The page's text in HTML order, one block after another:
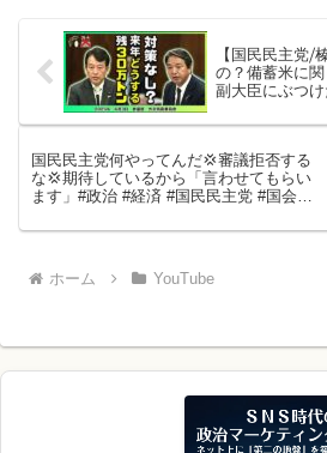
【国民民主党⧸
の？備蓄米に
副大臣にぶつけ
き】 #国民民主
国民民主党何やってんだ💢審議拒否する
な💢期待しているから「言わせてもらい
ます」#政治 #経済 #国民民主党 #国会審
ホーム YouTube